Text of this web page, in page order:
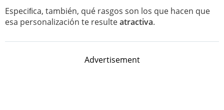
Especiﬁca, también, qué rasgos son los que hacen que
esa personalización te resulteatractiva.
Advertisement